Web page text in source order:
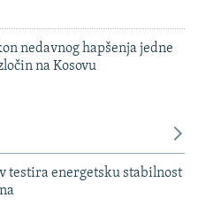
nedavnog hapšenja jedne
na Kosovu
testira energetsku stabilnost